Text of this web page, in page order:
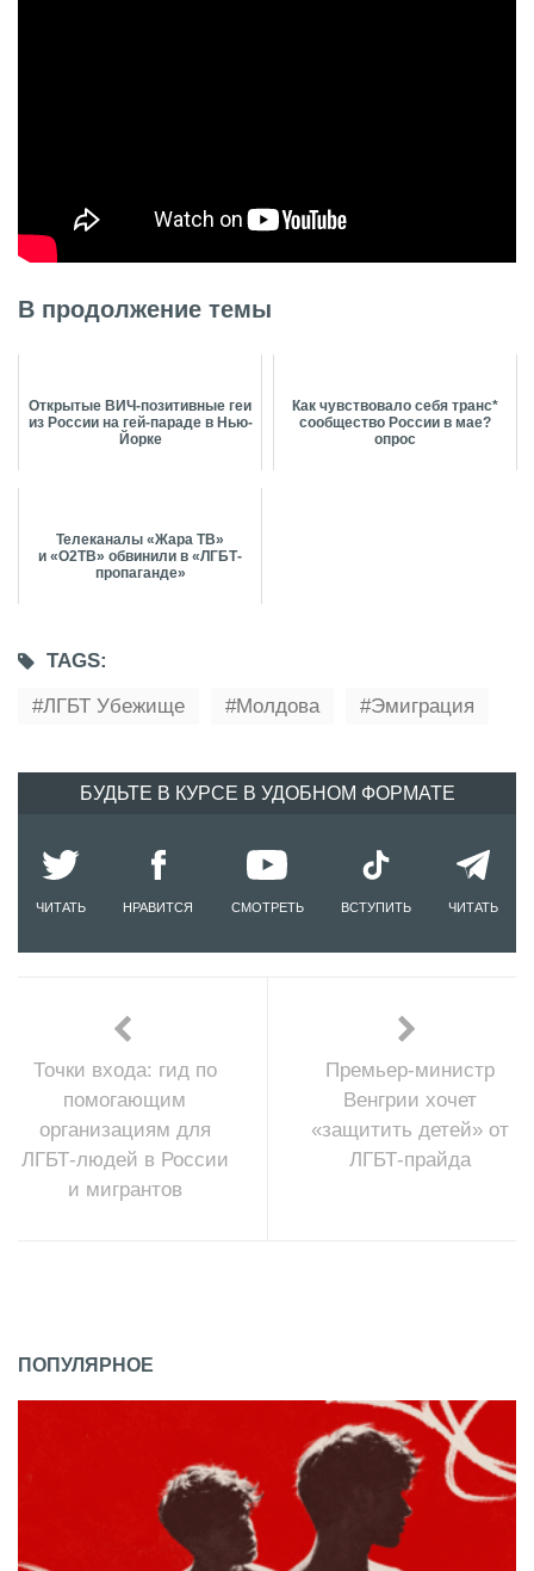
В продолжение темы
Открытые ВИЧ-позитивные геи
из России на гей-параде в Нью-
Йорке
Как чувствовало себя транс*
сообщество России в мае?
опрос
Телеканалы «Жара ТВ»
и «О2ТВ» обвинили в «ЛГБТ-
пропаганде»
TAGS:
ЛГБТ Убежище
Молдова Эмиграция
БУДЬТЕ В КУРСЕ В УДОБНОМ ФОРМАТЕ
ЧИТАТЬ НРАВИТСЯ СМОТРЕТЬ ВСТУПИТЬ ЧИТАТЬ
Точки входа: гид по
помогающим
организациям для
ЛГБТ-людей в России
и мигрантов
Премьер-министр
Венгрии хочет
«защитить детей» от
ЛГБТ-прайда
ПОПУЛЯРНОЕ